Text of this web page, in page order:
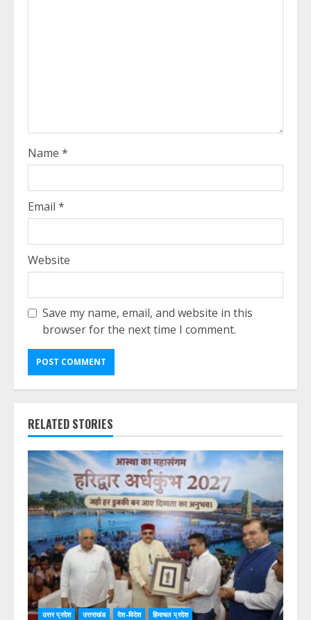
Name *
Email *
Website
Save my name, email, and website in this
browser for the next time I comment.
RELATED STORIES
उत्तर प्रदेश उत्तराखंड देश-विदेश हिमाचल प्रदेश